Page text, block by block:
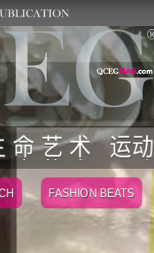
命 艺 术 运动
FASHION BEATS